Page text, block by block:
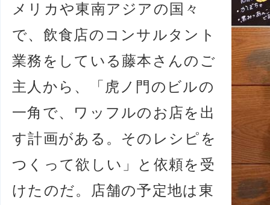
メリカや東南アジアの国々
で、飲食店のコンサルタント
業務をしている藤本さんのご
主人から、「虎ノ門のビルの
一角で、ワッフルのお店を出
す計画がある。そのレシピを
つくって欲しい」と依頼を受
けたのだ。店舗の予定地は東